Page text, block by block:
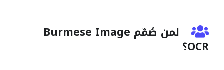
لمن صُمّم Burmese Image
OCR؟